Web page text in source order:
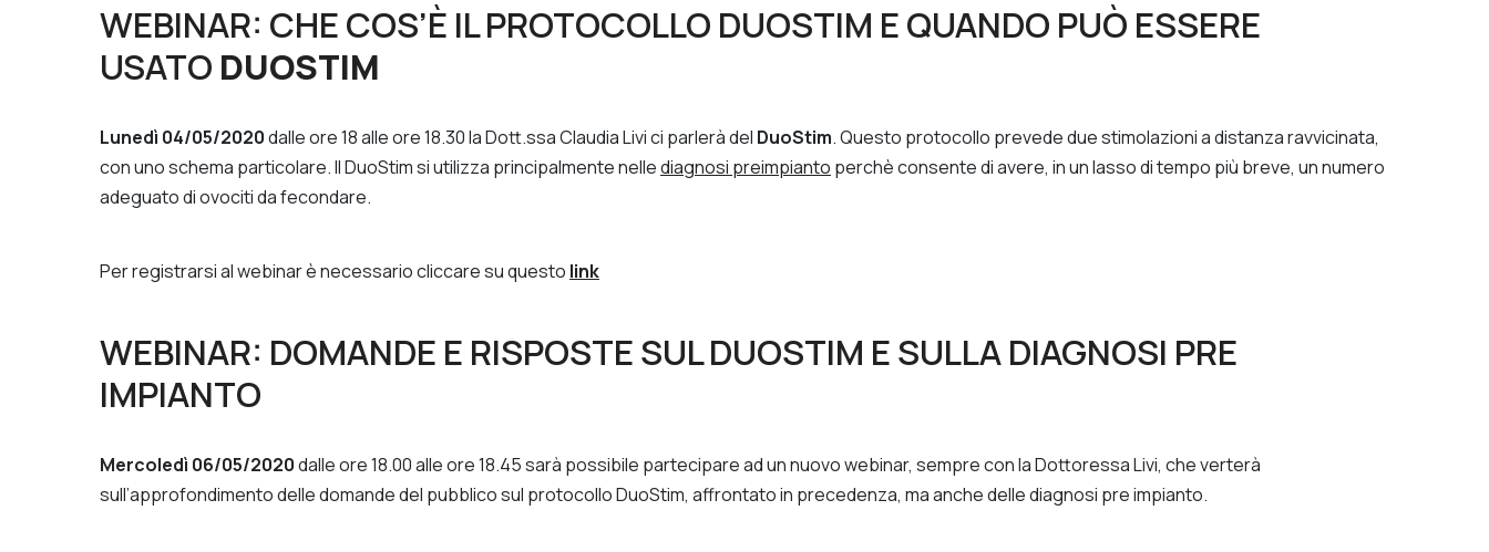
WEBINAR: CHE COS’È IL PROTOCOLLO DUOSTIM E QUANDO PUÒ ESSERE
USATO DUOSTIM
Lunedì 04/05/2020dalle ore 18 alle ore 18.30 la Dott.ssa Claudia Livi ci parlerà del DuoStim. Questo protocollo prevede due stimolazioni a distanza ravvicinata,
con uno schema particolare. Il DuoStim si utilizza principalmente nellediagnosi preimpianto perchè consente di avere, in un lasso di tempo più breve, un numero
adeguato di ovociti da fecondare.
Per registrarsi al webinar è necessario cliccare su questo link
WEBINAR: DOMANDE E RISPOSTE SUL DUOSTIM E SULLA DIAGNOSI PRE
IMPIANTO
Mercoledì 06/05/2020dalle ore 18.00 alle ore 18.45 sarà possibile partecipare ad un nuovo webinar, sempre con la Dottoressa Livi, che verterà
sull’approfondimento delle domande del pubblico sul protocollo DuoStim, affrontato in precedenza, ma anche delle diagnosi pre impianto.